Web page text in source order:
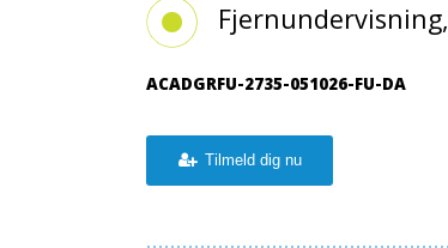
Fjernundervisning,
ACADGRFU-2735-051026-FU-DA
Tilmeld dig nu